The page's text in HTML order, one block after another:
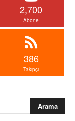
2,700
Abone
386
Takipçi